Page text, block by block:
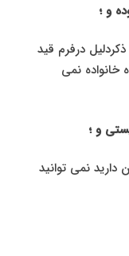
و ؛
درفرم قید
ذکر است در این حالت تا 6 ماه خانواده نمی
و ؛
نمی توانید